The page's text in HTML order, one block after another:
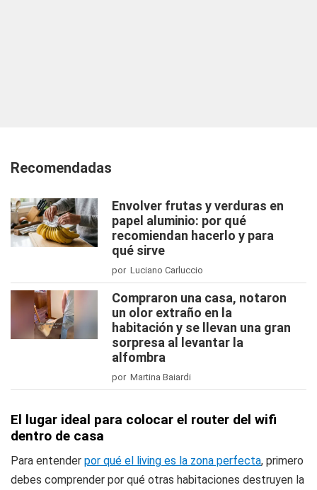
Recomendadas
Envolver frutas y verduras en
papel aluminio: por qué
recomiendan hacerlo y para
qué sirve
por Luciano Carluccio
Compraron una casa, notaron
un olor extraño en la
habitación y se llevan una gran
sorpresa al levantar la
alfombra
por Martina Baiardi
El lugar ideal para colocar el router del wifi
dentro de casa
Para entender por qué el living es la zona perfecta, primero
debes comprender por qué otras habitaciones destruyen la